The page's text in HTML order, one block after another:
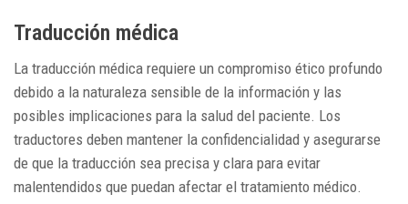
Traducción médica
La traducción médica requiere un compromiso ético profundo
debido a la naturaleza sensible de la información y las
posibles implicaciones para la salud del paciente. Los
traductores deben mantener la confidencialidad y asegurarse
de que la traducción sea precisa y clara para evitar
malentendidos que puedan afectar el tratamiento médico.